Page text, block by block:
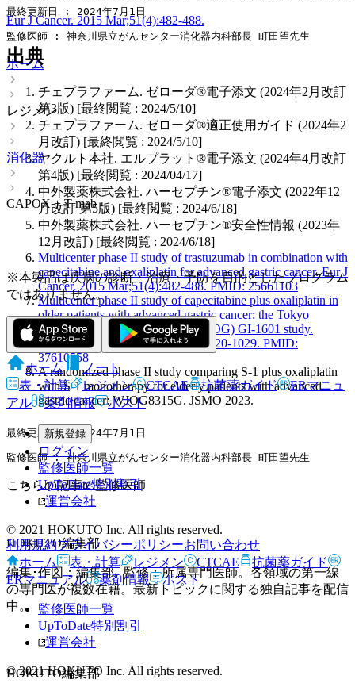
最終更新日 : 2024年7月1日
監修医師 : 神奈川県立がんセンター消化器内科部長 町田望先生
ホーム
レジメン
消化器
CAPOX + T-mab
※本製品は疾病の診断・治療・予防を目的としたプログラム
ではありません。
ホーム
ノート
表・計算
レジメン CTCAE 抗菌薬ガイド
ERマニュ
アル
薬剤情報 ポスト
新規登録
ログイン
監修医師一覧
UpToDate特別割引
運営会社
© 2021 HOKUTO Inc. All rights reserved.
利用規約プライバシーポリシーお問い合わせ
ホーム
表・計算 レジメン CTCAE
抗菌薬ガイド
ERマニュアル
薬剤情報 ポスト
監修医師一覧
UpToDate特別割引
運営会社
© 2021 HOKUTO Inc. All rights reserved.
Eur J Cancer. 2015 Mar;51(4):482-488.
出典
チェプラファーム. ゼローダ®電子添文 (2024年2月改訂
第3版) [最終閲覧 : 2024/5/10]
チェプラファーム. ゼローダ®適正使用ガイド (2024年2
月改訂) [最終閲覧 : 2024/5/10]
ヤクルト本社. エルプラット®電子添文 (2024年4月改訂
第4版) [最終閲覧 : 2024/04/17]
中外製薬株式会社. ハーセプチン®電子添文 (2022年12
月改訂 第5版) [最終閲覧 : 2024/6/18]
中外製薬株式会社. ハーセプチン®安全性情報 (2023年
12月改訂) [最終閲覧 : 2024/6/18]
Multicenter phase II study of trastuzumab in combination with
capecitabine and oxaliplatin for advanced gastric cancer. Eur J
Cancer. 2015 Mar;51(4):482-488. PMID: 25661103
Multicenter phase II study of capecitabine plus oxaliplatin in
older patients with advanced gastric cancer: the Tokyo
Cooperative Oncology Group (TCOG) GI-1601 study.
Gastric Cancer. 2023 Nov;26(6):1020-1029. PMID:
37610558
A randomized phase II study comparing S-1 plus oxaliplatin
with S-1 monotherapy for elderly patients with advanced
gastric cancer: WJOG8315G. JSMO 2023.
最終更新日 : 2024年7月1日
監修医師 : 神奈川県立がんセンター消化器内科部長 町田望先生
こちらの記事の監修医師
HOKUTO編集部
編集･作図：編集部､ 監修：所属専門医師。各領域の第一線
の専門医が複数在籍。最新トピックに関する独自記事を配信
中。
HOKUTO編集部